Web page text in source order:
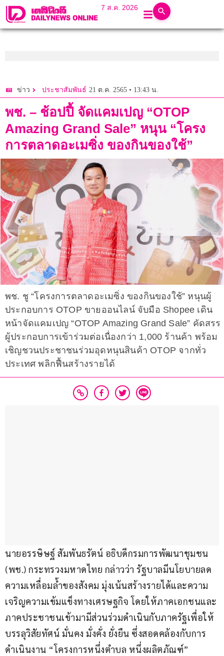
7 ส.ค. 2026
ข่าว ประชาสัมพันธ์ 21 ต.ค. 2565 • 13:43 น.
พช. – ช้อปปี้ จัดแคมเปญ “OTOP
Amazing Grand Sale” หนุน “โครง
การตลาดอะเมซิ่ง ของกินของใช้”
พช. ชู “โครงการตลาดอะเมซิ่ง ของกินของใช้” หนุนผู้
ประกอบการ OTOP ขายออนไลน์ จับมือ Shopee เดิน
หน้าจัดแคมเปญ “OTOP Amazing Grand Sale” คัดสรร
ผู้ประกอบการเข้าร่วมต่อเนื่องกว่า 1,000 ร้านค้า พร้อม
เชิญชวนประชาชนร่วมอุดหนุนสินค้า OTOP จากทั่ว
ประเทศ พลิกฟื้นสร้างรายได้
นายอรรษิษฐ์ สัมพันธรัตน์ อธิบดีกรมการพัฒนาชุมชน
(พช.) กระทรวงมหาดไทย กล่าวว่า รัฐบาลมีนโยบายลด
ความเหลื่อมล้ำของสังคม มุ่งเน้นสร้างรายได้และความ
เจริญความเข้มแข็งทางเศรษฐกิจ โดยให้ภาคเอกชนและ
ภาคประชาชนเข้ามามีส่วนร่วมดำเนินกับภาครัฐเพื่อให้
บรรลุวิสัยทัศน์ มั่นคง มั่งคั่ง ยั่งยืน ซึ่งสอดคล้องกับการ
ดำเนินงาน “โครงการหนึ่งตำบล หนึ่งผลิตภัณฑ์”